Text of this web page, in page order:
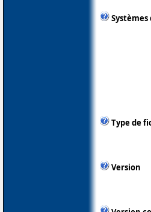
Type de
Version